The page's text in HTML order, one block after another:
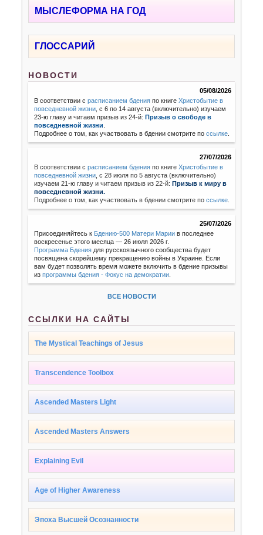
МЫСЛЕФОРМА НА ГОД
ГЛОССАРИЙ
НОВОСТИ
05/08/2026
В соответствии срасписанием бдения по книгеХристобытие в
повседневной жизни , с 6 по 14 августа (включительно) изучаем
23-ю главу и читаем призыв из 24-й:Призыв о свободе в
повседневной жизни
Подробнее о том, как участвовать в бдении смотрите поссылке
27/07/2026
В соответствии с расписанием бдения по книгеХристобытие в
повседневной жизни с 28 июля по 5 августа (включительно)
изучаем 21-ю главу и читаем призыв из 22-й:Призыв к миру в
повседневной жизни.
Подробнее о том, как участвовать в бдении смотрите поссылке
25/07/2026
Присоединяйтесь к Бдению-500 Матери Марии в последнее
воскресенье этого месяца — 26 июля 2026 г.
Программа Бдения для русскоязычного сообщества будет
посвящена скорейшему прекращению войны в Украине. Если
вам будет позволять время можете включить в бдение призывы
изпрограммы бдения - Фокус на демократии
ВСЕ НОВОСТИ
ССЫЛКИ НА САЙТЫ
The Mystical Teachings of Jesus
Transcendence Toolbox
Ascended Masters Light
Ascended Masters Answers
Explaining Evil
Age of Higher Awareness
Эпоха Высшей Осознанности